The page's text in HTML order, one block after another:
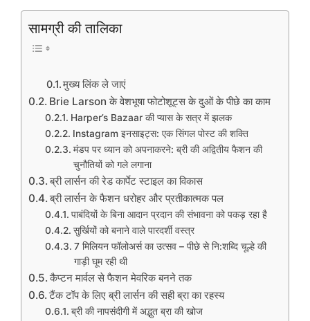
सामग्री की तालिका
मुख्य लिंक ले जाएं
Brie Larson के वेशभूषा फोटोशूट्स के दुओं के पीछे का काम
Harper’s Bazaar की प्यास के सत्र में झलक
Instagram इनसाइट्स: एक सिंगल पोस्ट की शक्ति
मंडप पर ध्यान को अपनाकरने: ब्री की अद्वितीय फैशन की
चुनौतियों को गले लगाना
ब्री लार्सन की रेड कार्पेट स्टाइल का विकास
ब्री लार्सन के फैशन धरोहर और प्रतीकात्मक पल
पाबंदियों के बिना आदान प्रदान की संभावना को पकड़ रहा है
सुर्खि़यों को बनाने वाले पारदर्शी वस्त्र
7 मिलियन फॉलोअर्स का उत्सव – पीछे से नि:शब्दि चूल्हे की
गाड़ी घूम रही थी
कैप्टन मार्वल से फैशन मेवरिक बनने तक
टैंक टॉप के लिए ब्री लार्सन की सही ब्रा का रहस्य
ब्री की नापसंदीगी में अद्भुत ब्रा की खोज